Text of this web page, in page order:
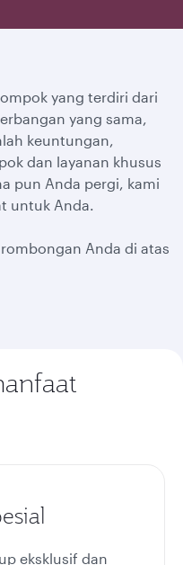
yang terdiri dari
yang sama,
keuntungan,
dan layanan khusus
pun Anda pergi, kami
untuk Anda.
Anda di atas
eksklusif dan